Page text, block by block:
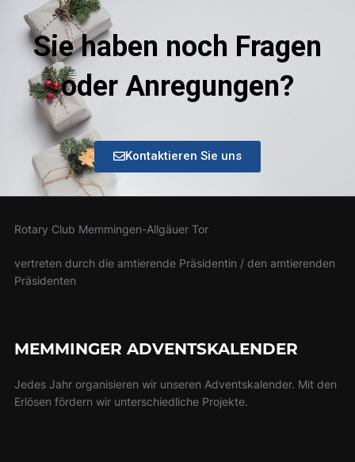
Sie haben noch Fragen
oder Anregungen?
Kontaktieren Sie uns
Rotary Club Memmingen-Allgäuer Tor
vertreten durch die amtierende Präsidentin / den amtierenden
Präsidenten
MEMMINGER ADVENTSKALENDER
Jedes Jahr organisieren wir unseren Adventskalender. Mit den
Erlösen fördern wir unterschiedliche Projekte.